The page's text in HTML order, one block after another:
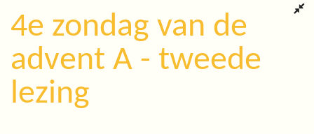
4e zondag van de
advent A - tweede
lezing